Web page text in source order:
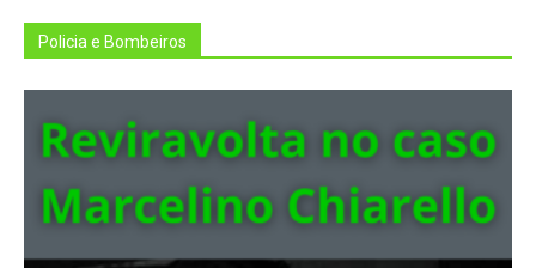
Policia e Bombeiros